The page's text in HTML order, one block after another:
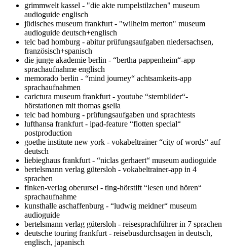
grimmwelt kassel - "die akte rumpelstilzchen" museum
audioguide englisch
jüdisches museum frankfurt - "wilhelm merton" museum
audioguide deutsch+englisch
telc bad homburg - abitur prüfungsaufgaben niedersachsen,
französisch+spanisch
die junge akademie berlin - “bertha pappenheim“-app
sprachaufnahme englisch
memorado berlin - “mind journey“ achtsamkeits-app
sprachaufnahmen
carictura museum frankfurt - youtube “sternbilder“-
hörstationen mit thomas gsella
telc bad homburg - prüfungsaufgaben und sprachtests
lufthansa frankfurt - ipad-feature “flotten special“
postproduction
goethe institute new york - vokabeltrainer “city of words“ auf
deutsch
liebieghaus frankfurt - “niclas gerhaert“ museum audioguide
bertelsmann verlag gütersloh - vokabeltrainer-app in 4
sprachen
finken-verlag oberursel - ting-hörstift “lesen und hören“
sprachaufnahme
kunsthalle aschaffenburg - “ludwig meidner“ museum
audioguide
bertelsmann verlag gütersloh - reisesprachführer in 7 sprachen
deutsche touring frankfurt - reisebusdurchsagen in deutsch,
englisch, japanisch